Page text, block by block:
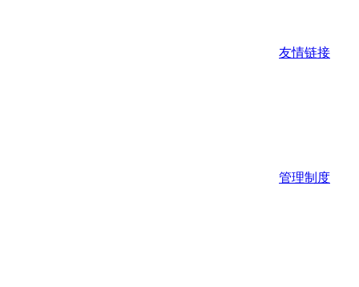
友情链接
管理制度